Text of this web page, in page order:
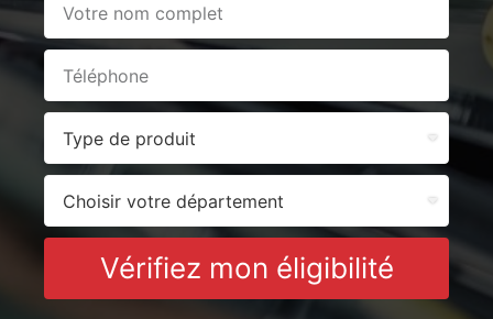
Vérifiez mon éligibilité